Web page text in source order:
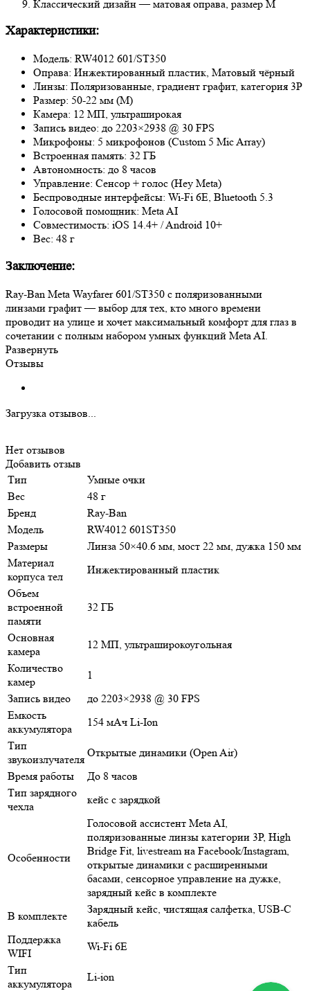
Классический дизайн — матовая оправа, размер M
Характеристики:
Модель: RW4012 601/ST350
Оправа: Инжектированный пластик, Матовый чёрный
Линзы: Поляризованные, градиент графит, категория 3P
Размер: 50-22 мм (M)
Камера: 12 МП, ультраширокая
Запись видео: до 2203×2938 @ 30 FPS
Микрофоны: 5 микрофонов (Custom 5 Mic Array)
Встроенная память: 32 ГБ
Автономность: до 8 часов
Управление: Сенсор + голос (Hey Meta)
Беспроводные интерфейсы: Wi-Fi 6E, Bluetooth 5.3
Голосовой помощник: Meta AI
Совместимость: iOS 14.4+ / Android 10+
Вес: 48 г
Заключение:
Ray-Ban Meta Wayfarer 601/ST350 с поляризованными
линзами графит — выбор для тех, кто много времени
проводит на улице и хочет максимальный комфорт для глаз в
сочетании с полным набором умных функций Meta AI.
Развернуть
Отзывы
Загрузка отзывов...
Нет отзывов
Добавить отзыв
Тип
Умные очки
Вес
48 г
Бренд
Ray-Ban
Модель
RW4012 601ST350
Размеры
Линза 50×40.6 мм, мост 22 мм, дужка 150 мм
Материал
корпуса тел
Инжектированный пластик
Объем
встроенной
памяти
32 ГБ
Основная
камера
12 МП, ультраширокоугольная
Количество
камер
1
Запись видео
до 2203×2938 @ 30 FPS
Емкость
аккумулятора
154 мАч Li-Ion
Тип
звукоизлучателя
Открытые динамики (Open Air)
Время работы
До 8 часов
Тип зарядного
чехла
кейс с зарядкой
Особенности
Голосовой ассистент Meta AI,
поляризованные линзы категории 3P, High
Bridge Fit, livestream на Facebook/Instagram,
открытые динамики с расширенными
басами, сенсорное управление на дужке,
зарядный кейс в комплекте
В комплекте
Зарядный кейс, чистящая салфетка, USB-C
кабель
Поддержка
WIFI
Wi-Fi 6E
Тип
аккумулятора
Li-ion